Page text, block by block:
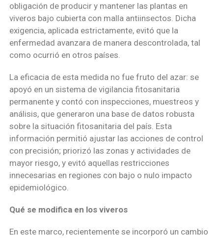
obligación de producir y mantener las plantas en
viveros bajo cubierta con malla antiinsectos. Dicha
exigencia, aplicada estrictamente, evitó que la
enfermedad avanzara de manera descontrolada, tal
como ocurrió en otros países.
La eficacia de esta medida no fue fruto del azar: se
apoyó en un sistema de vigilancia fitosanitaria
permanente y contó con inspecciones, muestreos y
análisis, que generaron una base de datos robusta
sobre la situación fitosanitaria del país. Esta
información permitió ajustar las acciones de control
con precisión; priorizó las zonas y actividades de
mayor riesgo, y evitó aquellas restricciones
innecesarias en regiones con bajo o nulo impacto
epidemiológico.
Qué se modifica en los viveros
En este marco, recientemente se incorporó un cambio